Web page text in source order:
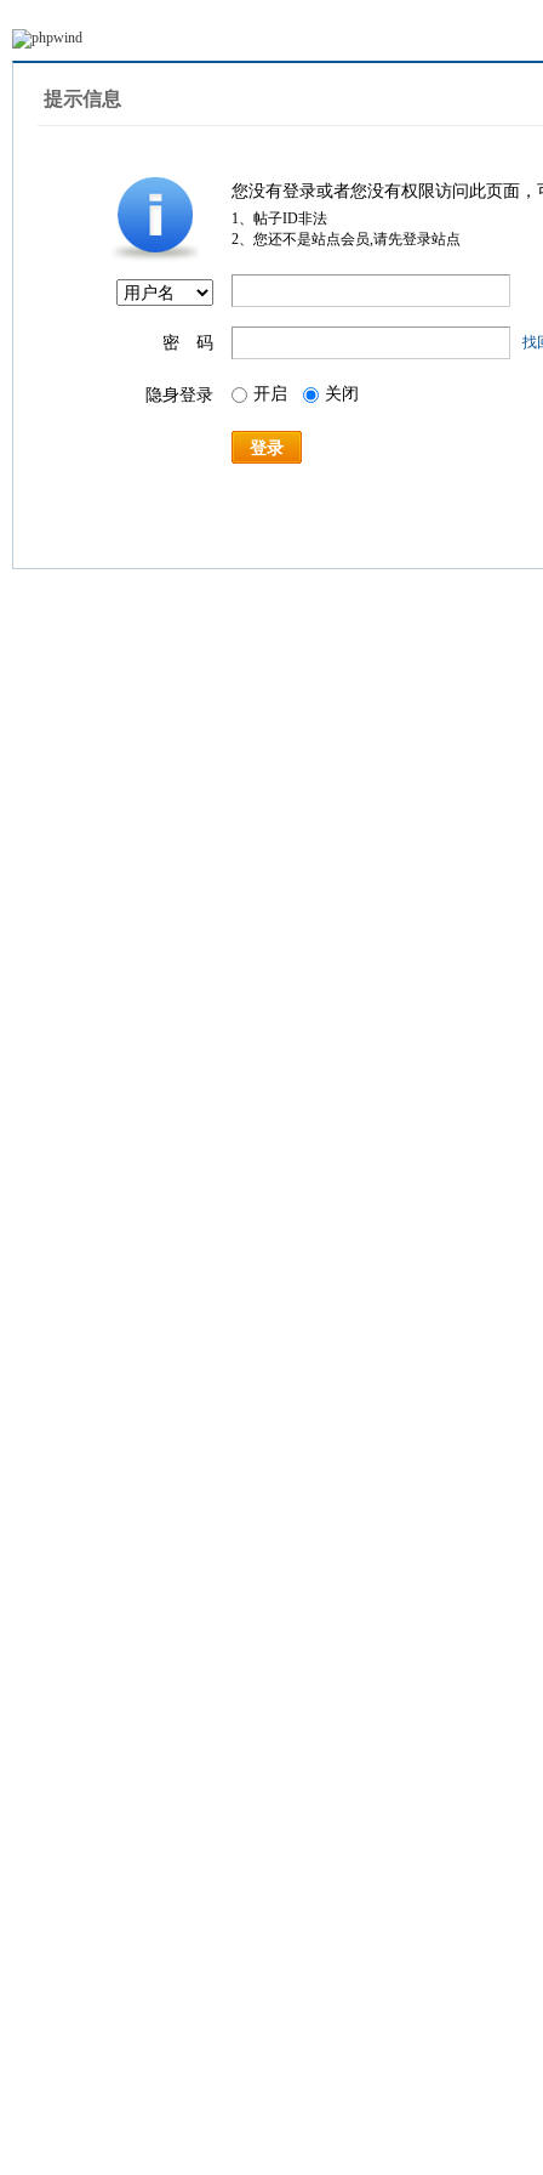
提示信息
您没有登录或者您没有权限访问此页面
1、帖子ID非法
2、您还不是站点会员,请先登录站点
密 码 找
隐身登录 开启 关闭
登录